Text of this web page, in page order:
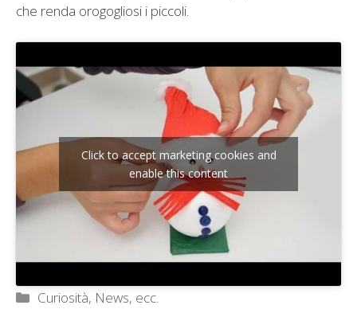
che renda orogogliosi i piccoli.
Click to accept marketing cookies and
enable this content
Categorie
Curiosità, News, ecc.